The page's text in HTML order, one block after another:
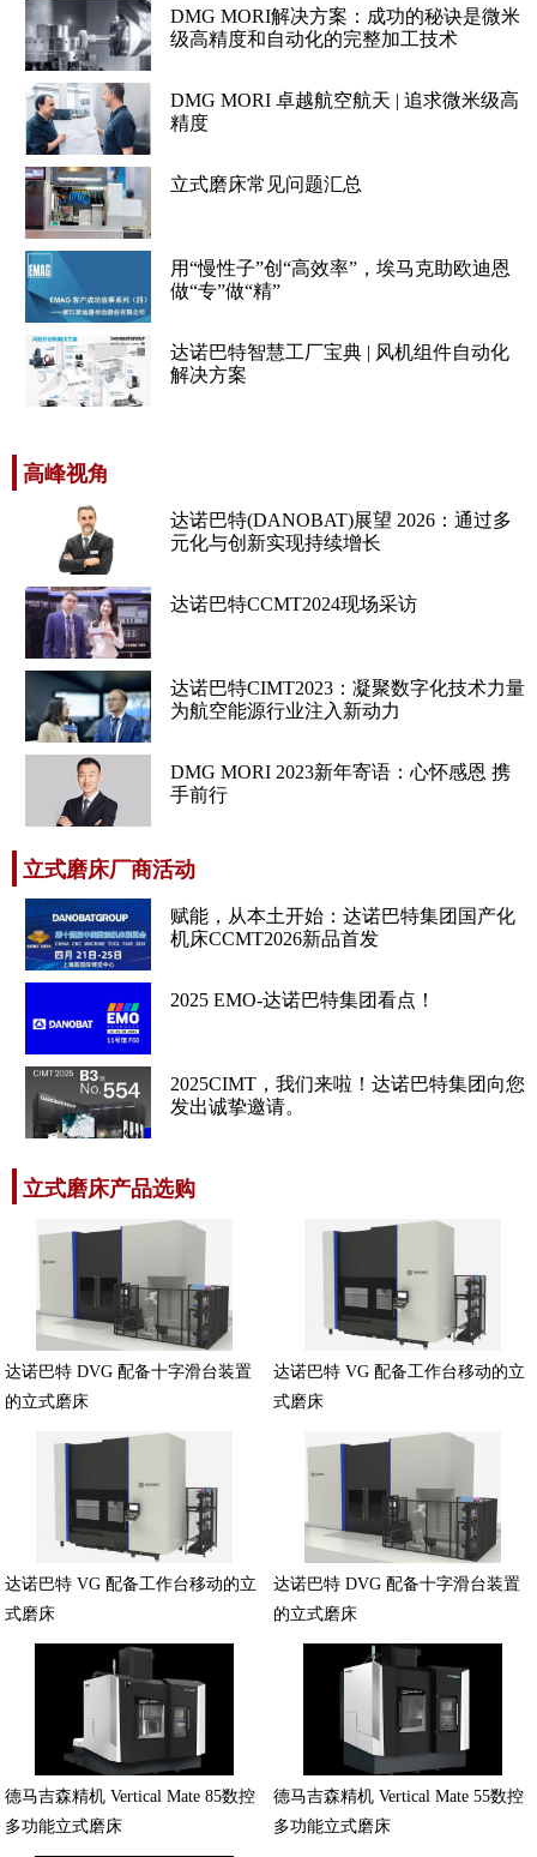
DMG MORI解决方案：成功的秘诀是微米
级高精度和自动化的完整加工技术
DMG MORI 卓越航空航天 | 追求微米级高
精度
立式磨床常见问题汇总
用“慢性子”创“高效率”，埃马克助欧迪恩
做“专”做“精”
达诺巴特智慧工厂宝典 | 风机组件自动化
解决方案
高峰视角
达诺巴特(DANOBAT)展望 2026：通过多
元化与创新实现持续增长
达诺巴特CCMT2024现场采访
达诺巴特CIMT2023：凝聚数字化技术力量
为航空能源行业注入新动力
DMG MORI 2023新年寄语：心怀感恩 携
手前行
立式磨床厂商活动
赋能，从本土开始：达诺巴特集团国产化
机床CCMT2026新品首发
2025 EMO-达诺巴特集团看点！
2025CIMT，我们来啦！达诺巴特集团向您
发出诚挚邀请。
立式磨床产品选购
达诺巴特 DVG 配备十字滑台装置
的立式磨床
达诺巴特 VG 配备工作台移动的立
式磨床
达诺巴特 VG 配备工作台移动的立
式磨床
达诺巴特 DVG 配备十字滑台装置
的立式磨床
德马吉森精机 Vertical Mate 85数控
多功能立式磨床
德马吉森精机 Vertical Mate 55数控
多功能立式磨床